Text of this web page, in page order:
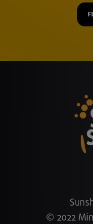
© 2022